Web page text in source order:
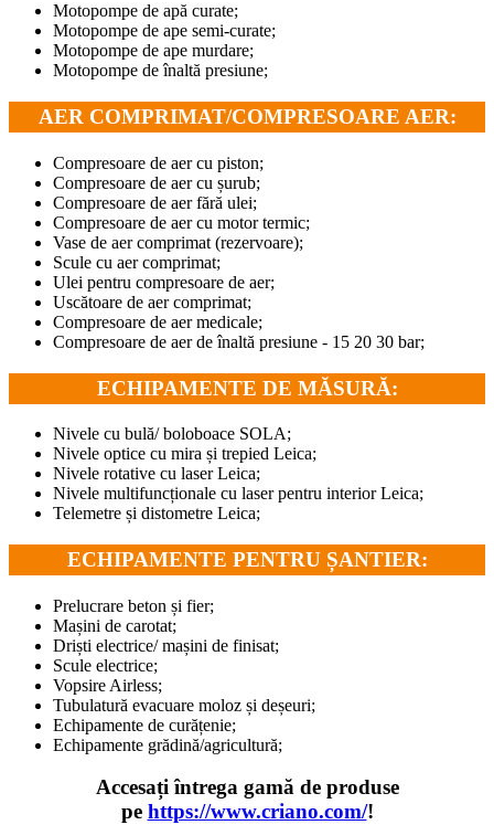
Motopompe de apă curate;
Motopompe de ape semi-curate;
Motopompe de ape murdare;
Motopompe de înaltă presiune;
AER COMPRIMAT/COMPRESOARE AER:
Compresoare de aer cu piston;
Compresoare de aer cu șurub;
Compresoare de aer fără ulei;
Compresoare de aer cu motor termic;
Vase de aer comprimat (rezervoare);
Scule cu aer comprimat;
Ulei pentru compresoare de aer;
Uscătoare de aer comprimat;
Compresoare de aer medicale;
Compresoare de aer de înaltă presiune - 15 20 30 bar;
ECHIPAMENTE DE MĂSURĂ:
Nivele cu bulă/ boloboace SOLA;
Nivele optice cu mira și trepied Leica;
Nivele rotative cu laser Leica;
Nivele multifuncționale cu laser pentru interior Leica;
Telemetre și distometre Leica;
ECHIPAMENTE PENTRU ȘANTIER:
Prelucrare beton și fier;
Mașini de carotat;
Driști electrice/ mașini de finisat;
Scule electrice;
Vopsire Airless;
Tubulatură evacuare moloz și deșeuri;
Echipamente de curățenie;
Echipamente grădină/agricultură;
Accesați întrega gamă de produse
pe https://www.criano.com/!